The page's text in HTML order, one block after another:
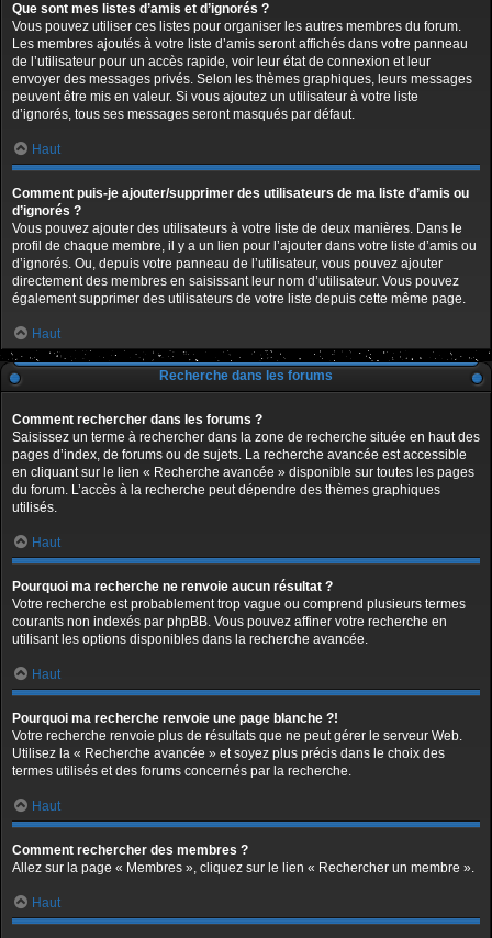
Que sont mes listes d’amis et d’ignorés ?
Vous pouvez utiliser ces listes pour organiser les autres membres du forum.
Les membres ajoutés à votre liste d’amis seront affichés dans votre panneau
de l’utilisateur pour un accès rapide, voir leur état de connexion et leur
envoyer des messages privés. Selon les thèmes graphiques, leurs messages
peuvent être mis en valeur. Si vous ajoutez un utilisateur à votre liste
d’ignorés, tous ses messages seront masqués par défaut.
Haut
Comment puis-je ajouter/supprimer des utilisateurs de ma liste d’amis ou
d’ignorés ?
Vous pouvez ajouter des utilisateurs à votre liste de deux manières. Dans le
profil de chaque membre, il y a un lien pour l’ajouter dans votre liste d’amis ou
d’ignorés. Ou, depuis votre panneau de l’utilisateur, vous pouvez ajouter
directement des membres en saisissant leur nom d’utilisateur. Vous pouvez
également supprimer des utilisateurs de votre liste depuis cette même page.
Haut
Recherche dans les forums
Comment rechercher dans les forums ?
Saisissez un terme à rechercher dans la zone de recherche située en haut des
pages d’index, de forums ou de sujets. La recherche avancée est accessible
en cliquant sur le lien « Recherche avancée » disponible sur toutes les pages
du forum. L’accès à la recherche peut dépendre des thèmes graphiques
utilisés.
Haut
Pourquoi ma recherche ne renvoie aucun résultat ?
Votre recherche est probablement trop vague ou comprend plusieurs termes
courants non indexés par phpBB. Vous pouvez affiner votre recherche en
utilisant les options disponibles dans la recherche avancée.
Haut
Pourquoi ma recherche renvoie une page blanche ?!
Votre recherche renvoie plus de résultats que ne peut gérer le serveur Web.
Utilisez la « Recherche avancée » et soyez plus précis dans le choix des
termes utilisés et des forums concernés par la recherche.
Haut
Comment rechercher des membres ?
Allez sur la page « Membres », cliquez sur le lien « Rechercher un membre ».
Haut